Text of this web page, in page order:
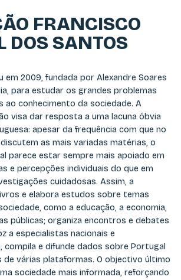
FRANCISCO
DOS SANTOS
em 2009, fundada por Alexandre Soares
para estudar os grandes problemas
ao conhecimento da sociedade. A
visa dar resposta a uma lacuna óbvia
apesar da frequência com que no
as mais variadas matérias, o
parece estar sempre mais apoiado em
e percepções individuais do que em
cuidadosas. Assim, a
e elabora estudos sobre temas
como a educação, a economia,
públicas; organiza encontros e debates
a especialistas nacionais e
compila e difunde dados sobre Portugal
de várias plataformas. O objectivo último
sociedade mais informada, reforçando